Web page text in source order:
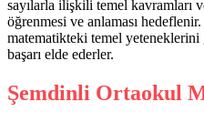
sayılarla ilişkili temel kavramları
öğrenmesi ve anlaması
matematikteki temel
başarı elde ederler.
Şemdinli Ortaokul